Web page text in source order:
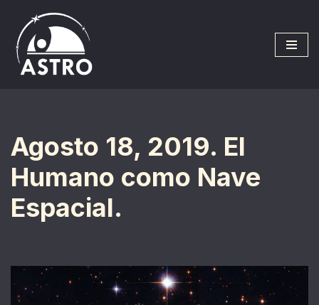
Saltar
al
contenido
Agosto 18, 2019. El
Humano como Nave
Espacial.